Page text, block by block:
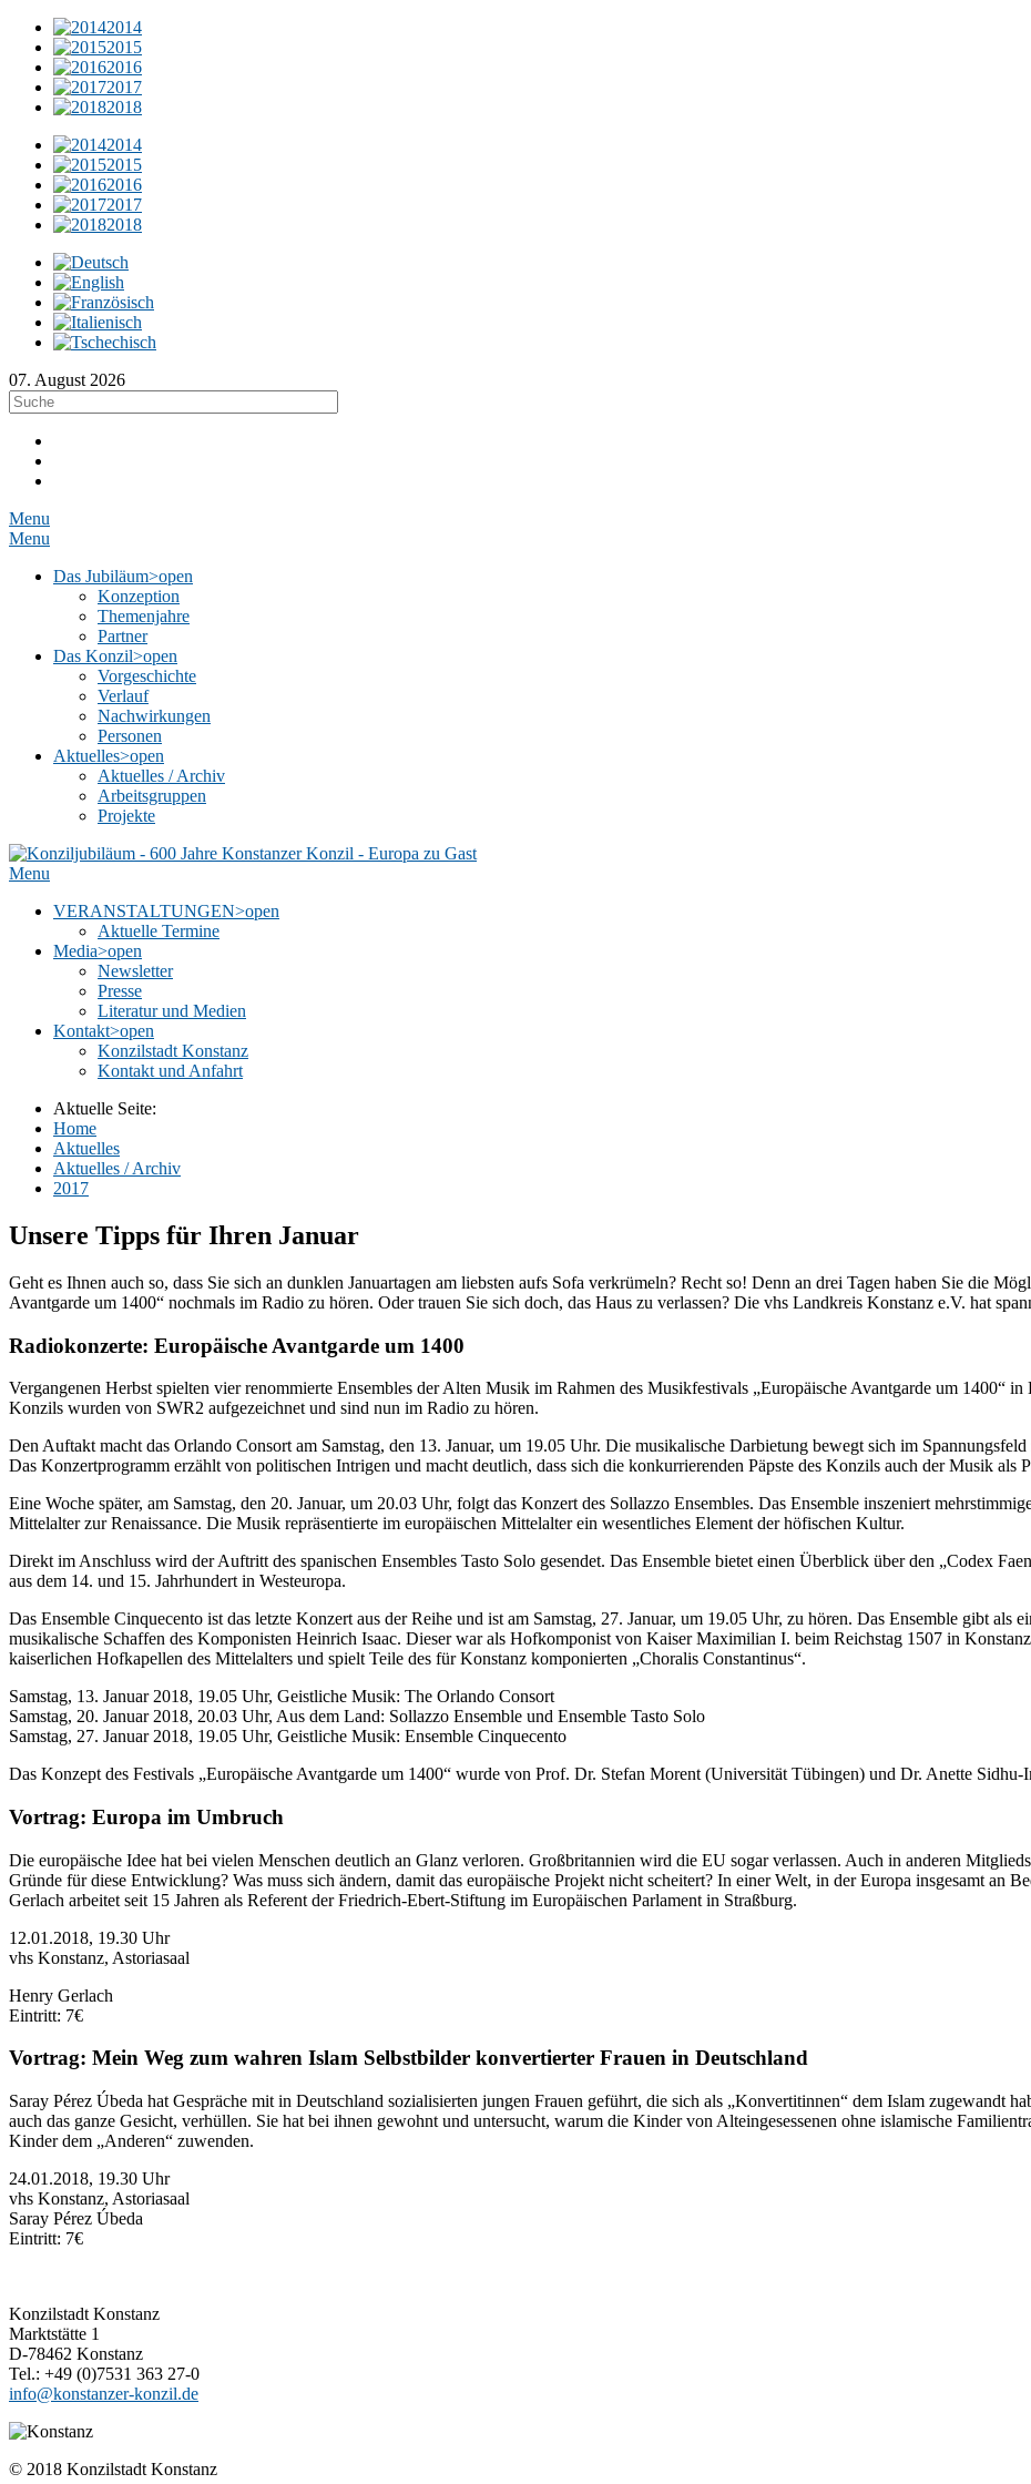
2014
2015
2016
2017
2018
2014
2015
2016
2017
2018
07. August 2026
Menu
Menu
Das Jubiläum>open
Konzeption
Themenjahre
Partner
Das Konzil>open
Vorgeschichte
Verlauf
Nachwirkungen
Personen
Aktuelles>open
Aktuelles / Archiv
Arbeitsgruppen
Projekte
Menu
VERANSTALTUNGEN>open
Aktuelle Termine
Media>open
Newsletter
Presse
Literatur und Medien
Kontakt>open
Konzilstadt Konstanz
Kontakt und Anfahrt
Aktuelle Seite:
Home
Aktuelles
Aktuelles / Archiv
2017
Unsere Tipps für Ihren Januar
Geht es Ihnen auch so, dass Sie sich an dunklen Januartagen am liebsten aufs Sofa verkrümeln? Recht so! Denn an drei Tagen haben Sie die
Avantgarde um 1400“ nochmals im Radio zu hören. Oder trauen Sie sich doch, das Haus zu verlassen? Die vhs Landkreis Konstanz e.V. hat
Radiokonzerte: Europäische Avantgarde um 1400
Vergangenen Herbst spielten vier renommierte Ensembles der Alten Musik im Rahmen des Musikfestivals „Europäische Avantgarde um 1400“
Konzils wurden von SWR2 aufgezeichnet und sind nun im Radio zu hören.
Den Auftakt macht das Orlando Consort am Samstag, den 13. Januar, um 19.05 Uhr. Die musikalische Darbietung bewegt sich im
Das Konzertprogramm erzählt von politischen Intrigen und macht deutlich, dass sich die konkurrierenden Päpste des Konzils auch der Musik als
Eine Woche später, am Samstag, den 20. Januar, um 20.03 Uhr, folgt das Konzert des Sollazzo Ensembles. Das Ensemble inszeniert
Mittelalter zur Renaissance. Die Musik repräsentierte im europäischen Mittelalter ein wesentliches Element der höfischen Kultur.
Direkt im Anschluss wird der Auftritt des spanischen Ensembles Tasto Solo gesendet. Das Ensemble bietet einen Überblick über den „Codex
aus dem 14. und 15. Jahrhundert in Westeuropa.
Das Ensemble Cinquecento ist das letzte Konzert aus der Reihe und ist am Samstag, 27. Januar, um 19.05 Uhr, zu hören. Das Ensemble gibt
musikalische Schaffen des Komponisten Heinrich Isaac. Dieser war als Hofkomponist von Kaiser Maximilian I. beim Reichstag 1507 in
kaiserlichen Hofkapellen des Mittelalters und spielt Teile des für Konstanz komponierten „Choralis Constantinus“.
Samstag, 13. Januar 2018, 19.05 Uhr, Geistliche Musik: The Orlando Consort
Samstag, 20. Januar 2018, 20.03 Uhr, Aus dem Land: Sollazzo Ensemble und Ensemble Tasto Solo
Samstag, 27. Januar 2018, 19.05 Uhr, Geistliche Musik: Ensemble Cinquecento
Das Konzept des Festivals „Europäische Avantgarde um 1400“ wurde von Prof. Dr. Stefan Morent (Universität Tübingen) und Dr. Anette
Vortrag: Europa im Umbruch
Die europäische Idee hat bei vielen Menschen deutlich an Glanz verloren. Großbritannien wird die EU sogar verlassen. Auch in anderen
Gründe für diese Entwicklung? Was muss sich ändern, damit das europäische Projekt nicht scheitert? In einer Welt, in der Europa insgesamt an
Gerlach arbeitet seit 15 Jahren als Referent der Friedrich-Ebert-Stiftung im Europäischen Parlament in Straßburg.
12.01.2018, 19.30 Uhr
vhs Konstanz, Astoriasaal
Henry Gerlach
Eintritt: 7€
Vortrag: Mein Weg zum wahren Islam Selbstbilder konvertierter Frauen in Deutschland
Saray Pérez Úbeda hat Gespräche mit in Deutschland sozialisierten jungen Frauen geführt, die sich als „Konvertitinnen“ dem Islam
auch das ganze Gesicht, verhüllen. Sie hat bei ihnen gewohnt und untersucht, warum die Kinder von Alteingesessenen ohne islamische
Kinder dem „Anderen“ zuwenden.
24.01.2018, 19.30 Uhr
vhs Konstanz, Astoriasaal
Saray Pérez Úbeda
Eintritt: 7€
Konzilstadt Konstanz
Marktstätte 1
D-78462 Konstanz
Tel.: +49 (0)7531 363 27-0
info@konstanzer-konzil.de
© 2018 Konzilstadt Konstanz